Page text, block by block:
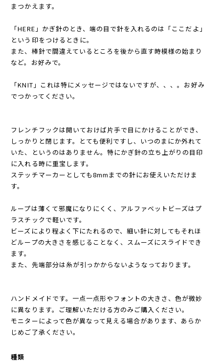
まつかえます。
「HERE」かぎ針のとき、端の目で針を入れるのは「ここだよ」
という印をつけるときに。
また、棒針で間違えているところを後から直す時模様の始まり
など。お好みで。
「KNIT」これは特にメッセージではないですが、、、。お好み
でつかってください。
フレンチフックは開いておけば片手で目にかけることができ、
しっかりと閉じます。とても便利ですし、いつのまにか外れて
いた、というのはありません。特にかぎ針の立ち上がりの目印
に入れる時に重宝します。
ステッチマーカーとしても8mmまでの針にお使えいただけま
す。
ループは薄くて邪魔になりにくく、アルファベットビーズはプ
ラスチックで軽いです。
ビーズにより程よく下にたれるので、細い針に対してもそれほ
どループの大きさを感じることなく、スムーズにスライドでき
ます。
また、先端部分は糸が引っかからないようなっております。
ハンドメイドです。一点一点形やフォントの大きさ、色が微妙
に異なります。ご理解いただける方のみご購入ください。
モニターによって色が異なって見える場合があります、あらか
じめご了承ください。
種類